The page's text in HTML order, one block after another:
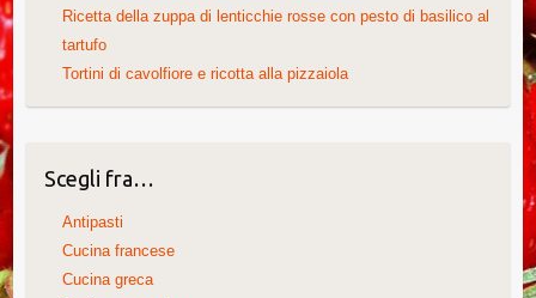
Ricetta della zuppa di lenticchie rosse con pesto di basilico al
tartufo
Tortini di cavolfiore e ricotta alla pizzaiola
Scegli fra…
Antipasti
Cucina francese
Cucina greca